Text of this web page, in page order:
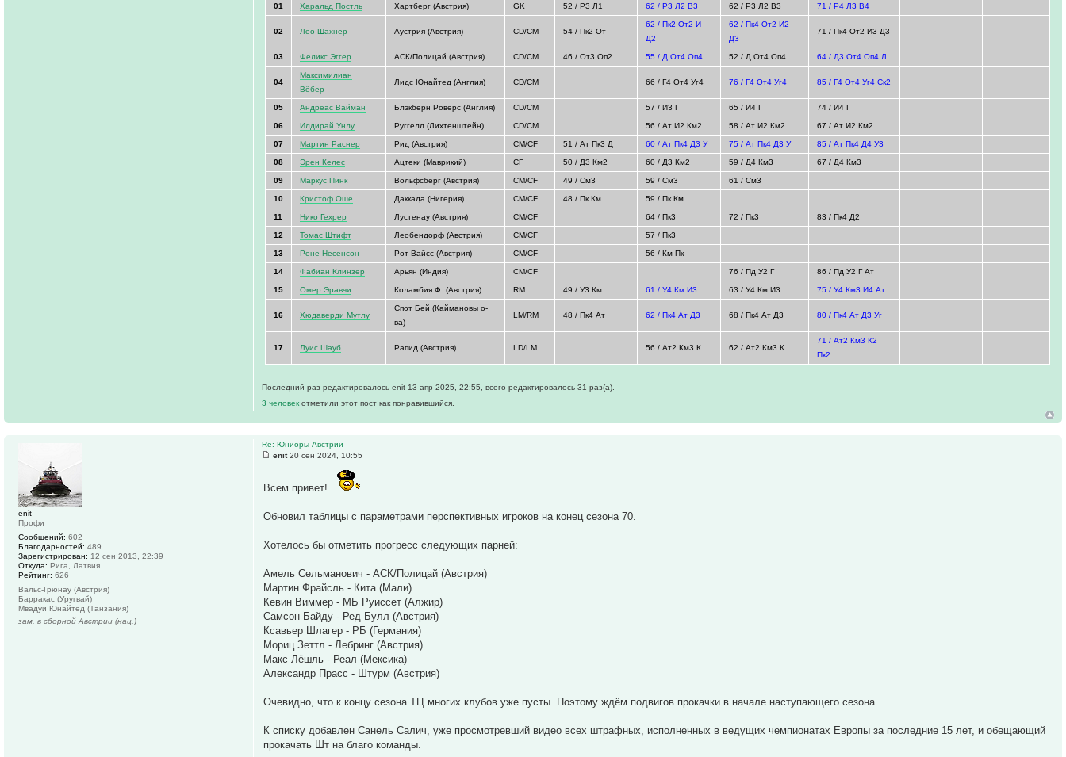
01 Харальд Постль Хартберг (Австрия) GK 52 / Р3 Л1 62 / Р3 Л2 В3 62 / Р3 Л2 В3 71 / Р4 Л3 В4
02 Лео Шахнер Аустрия (Австрия) CD/CM 54 / Пк2 От
62 / Пк2 От2 И
Д2
62 / Пк4 От2 И2
Д3
71 / Пк4 От2 И3 Д3
03 Феликс Эггер АСК/Полицай (Австрия) CD/CM 46 / От3 Оп2 55 / Д От4 Оп4 52 / Д От4 Оп4 64 / Д3 От4 Оп4 Л
04
Максимилиан
Вёбер
Лидс Юнайтед (Англия) CD/CM 66 / Г4 От4 Уг4 76 / Г4 От4 Уг4 85 / Г4 От4 Уг4 Ск2
05 Андреас Вайман Блэкберн Роверс (Англия) CD/CM 57 / И3 Г 65 / И4 Г 74 / И4 Г
06 Илдирай Унлу Руггелл (Лихтенштейн) CD/CM 56 / Ат И2 Км2 58 / Ат И2 Км2 67 / Ат И2 Км2
07 Мартин Раснер Рид (Австрия) CM/CF 51 / Ат Пк3 Д 60 / Ат Пк4 Д3 У 75 / Ат Пк4 Д3 У 85 / Ат Пк4 Д4 У3
08 Эрен Келес Ацтеки (Маврикий) CF 50 / Д3 Км2 60 / Д3 Км2 59 / Д4 Км3 67 / Д4 Км3
09 Маркус Пинк Вольфсберг (Австрия) CM/CF 49 / См3 59 / См3 61 / См3
10 Кристоф Оше Даккада (Нигерия) CM/CF 48 / Пк Км 59 / Пк Км
11 Нико Гехрер Лустенау (Австрия) CM/CF 64 / Пк3 72 / Пк3 83 / Пк4 Д2
12 Томас Штифт Леобендорф (Австрия) CM/CF 57 / Пк3
13 Рене Несенсон Рот-Вайсс (Австрия) CM/CF 56 / Км Пк
14 Фабиан Клинзер Арьян (Индия) CM/CF 76 / Пд У2 Г 86 / Пд У2 Г Ат
15 Омер Эравчи Коламбия Ф. (Австрия) RM 49 / У3 Км 61 / У4 Км И3 63 / У4 Км И3 75 / У4 Км3 И4 Ат
16 Хюдаверди Мутлу
Спот Бей (Каймановы о-
ва)
LM/RM 48 / Пк4 Ат 62 / Пк4 Ат Д3 68 / Пк4 Ат Д3 80 / Пк4 Ат Д3 Уг
17 Луис Шауб Рапид (Австрия) LD/LM 56 / Ат2 Км3 К 62 / Ат2 Км3 К
71 / Ат2 Км3 К2
Пк2
Последний раз редактировалось enit 13 апр 2025, 22:55, всего редактировалось 31 раз(а).
3 человекотметили этот пост как понравившийся.
Re: Юниоры Австрии
enit20 сен 2024, 10:55
Всем привет!
Обновил таблицы с параметрами перспективных игроков на конец сезона 70.
Хотелось бы отметить прогресс следующих парней:
Амель Сельманович - АСК/Полицай (Австрия)
Мартин Фрайсль - Кита (Мали)
Кевин Виммер - МБ Руиссет (Алжир)
Самсон Байду - Ред Булл (Австрия)
Ксавьер Шлагер - РБ (Германия)
Мориц Зеттл - Лебринг (Австрия)
Макс Лёшль - Реал (Мексика)
Александр Прасс - Штурм (Австрия)
Очевидно, что к концу сезона ТЦ многих клубов уже пусты. Поэтому ждём подвигов прокачки в начале наступающего сезона.
К списку добавлен Санель Салич, уже просмотревший видео всех штрафных, исполненных в ведущих чемпионатах Европы за последние 15 лет, и обещающий
прокачать Шт на благо команды.
enit
Профи
Сообщений: 602
Благодарностей: 489
Зарегистрирован: 12 сен 2013, 22:39
Откуда: Рига, Латвия
Рейтинг: 626
Вальс-Грюнау (Австрия)
Барракас (Уругвай)
Мвадуи Юнайтед (Танзания)
зам. в сборной Австрии (нац.)